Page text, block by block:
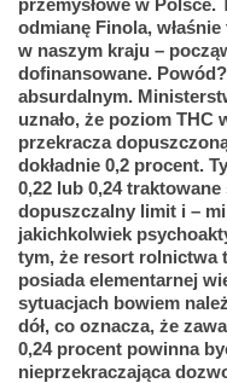
odmianę Finola,
w naszym kraju –
dofinansowane.
absurdalnym.
uznało, że poziom
przekracza
dokładnie 0,2 procent.
0,22 lub 0,24
dopuszczalny limit i –
jakichkolwiek
tym, że resort rolnictwa
posiada elementarnej
sytuacjach bowiem
dół, co oznacza, że
0,24 procent powinna
nieprzekraczająca